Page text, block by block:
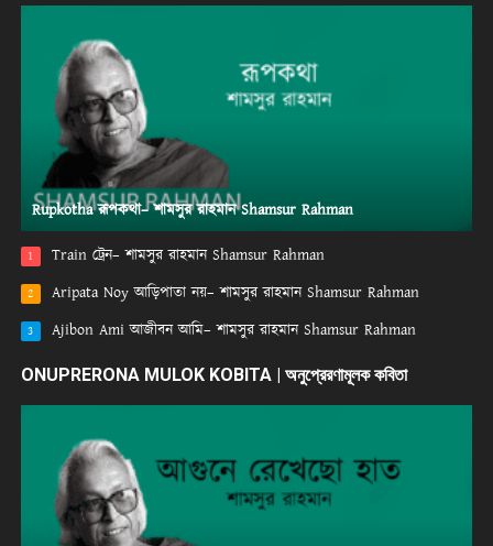
Rupkotha রূপকথা– শামসুর রাহমান Shamsur Rahman
1 Train ট্রেন– শামসুর রাহমান Shamsur Rahman
2 Aripata Noy আড়িপাতা নয়– শামসুর রাহমান Shamsur Rahman
3 Ajibon Ami আজীবন আমি– শামসুর রাহমান Shamsur Rahman
ONUPRERONA MULOK KOBITA | অনুপ্রেরণামূলক কবিতা